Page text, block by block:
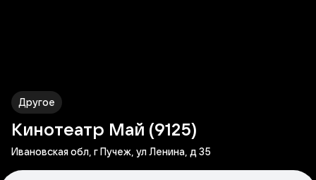
Другое
Кинотеатр Май (9125)
Ивановская обл, г Пучеж, ул Ленина, д 35